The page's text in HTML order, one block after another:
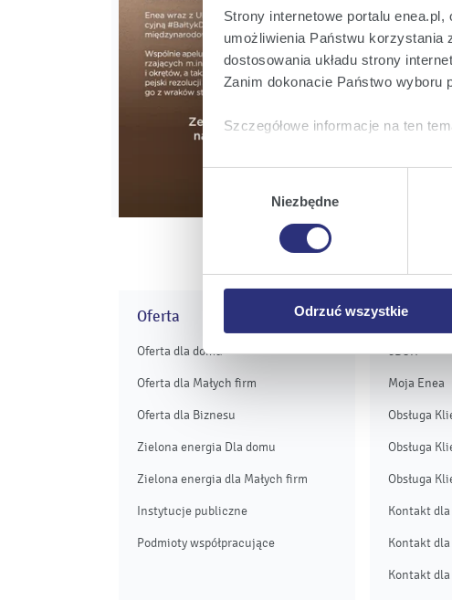
Strony internetowe portalu
umożliwienia Państwu korzystania
dostosowania układu strony
Zanim dokonacie Państwo wyboru
Szczegółowe informacje na ten
KlikającAkceptuję wszystkie
Zmień ustawienia
,
urządzeniu.
KlikającOdrzuć wszystkie
,
plików cookie niezbędnych do
Niezbędne
Odrzuć wszystkie
Oferta
Oferta dla domu
Oferta dla Małych firm
Oferta dla Biznesu
Zielona energia Dla domu
Zielona energia dla Małych firm
Instytucje publiczne
Podmioty współpracujące
Obsługa
eBOK
Moja Enea
Obsługa
Obsługa
Obsługa
Kontakt dla
Kontakt dla
Kontakt